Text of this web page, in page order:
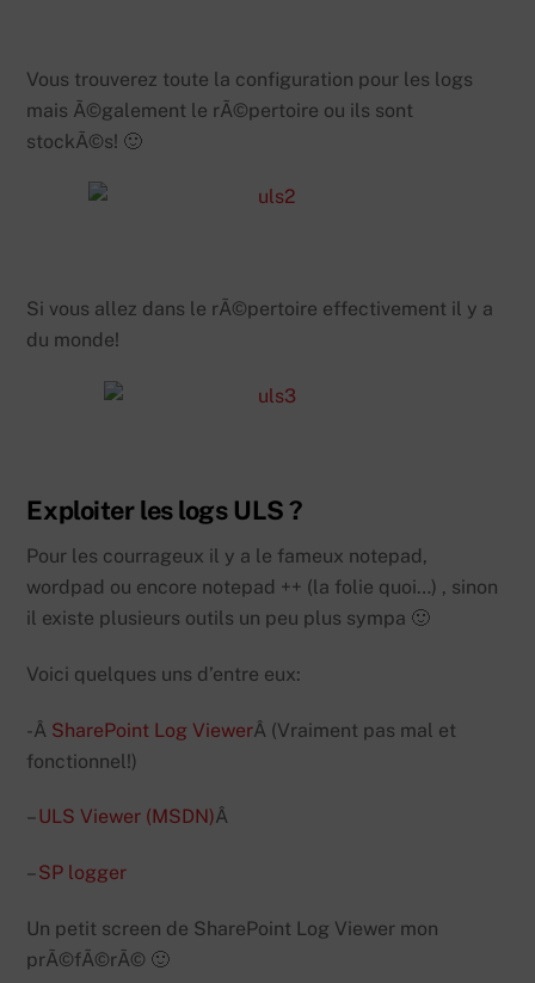
Vous trouverez toute la configuration pour les logs
mais Ã©galement le rÃ©pertoire ou ils sont
stockÃ©s! 🙂
Si vous allez dans le rÃ©pertoire effectivement il y a
du monde!
Exploiter les logs ULS ?
Pour les courrageux il y a le fameux notepad,
wordpad ou encore notepad ++ (la folie quoi…) , sinon
il existe plusieurs outils un peu plus sympa 🙂
Voici quelques uns d’entre eux:
-Â SharePoint Log ViewerÂ (Vraiment pas mal et
fonctionnel!)
–ULS Viewer (MSDN)Â
–SP logger
Un petit screen de SharePoint Log Viewer mon
prÃ©fÃ©rÃ© 🙂